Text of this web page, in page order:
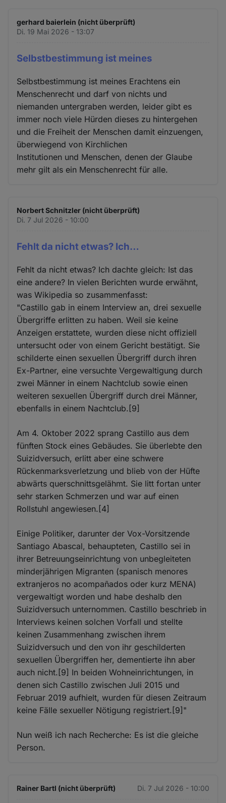
gerhard baierlein (nicht überprüft)
Di. 19 Mai 2026 - 13:07
Selbstbestimmung ist meines
Selbstbestimmung ist meines Erachtens ein
Menschenrecht und darf von nichts und
niemanden untergraben werden, leider gibt es
immer noch viele Hürden dieses zu hintergehen
und die Freiheit der Menschen damit einzuengen,
überwiegend von Kirchlichen
Institutionen und Menschen, denen der Glaube
mehr gilt als ein Menschenrecht für alle.
Norbert Schnitzler (nicht überprüft)
Di. 7 Jul 2026 - 10:00
Fehlt da nicht etwas? Ich…
Fehlt da nicht etwas? Ich dachte gleich: Ist das
eine andere? In vielen Berichten wurde erwähnt,
was Wikipedia so zusammenfasst:
"Castillo gab in einem Interview an, drei sexuelle
Übergriffe erlitten zu haben. Weil sie keine
Anzeigen erstattete, wurden diese nicht offiziell
untersucht oder von einem Gericht bestätigt. Sie
schilderte einen sexuellen Übergriff durch ihren
Ex-Partner, eine versuchte Vergewaltigung durch
zwei Männer in einem Nachtclub sowie einen
weiteren sexuellen Übergriff durch drei Männer,
ebenfalls in einem Nachtclub.[9]
Am 4. Oktober 2022 sprang Castillo aus dem
fünften Stock eines Gebäudes. Sie überlebte den
Suizidversuch, erlitt aber eine schwere
Rückenmarksverletzung und blieb von der Hüfte
abwärts querschnittsgelähmt. Sie litt fortan unter
sehr starken Schmerzen und war auf einen
Rollstuhl angewiesen.[4]
Einige Politiker, darunter der Vox-Vorsitzende
Santiago Abascal, behaupteten, Castillo sei in
ihrer Betreuungseinrichtung von unbegleiteten
minderjährigen Migranten (spanisch menores
extranjeros no acompañados oder kurz MENA)
vergewaltigt worden und habe deshalb den
Suizidversuch unternommen. Castillo beschrieb in
Interviews keinen solchen Vorfall und stellte
keinen Zusammenhang zwischen ihrem
Suizidversuch und den von ihr geschilderten
sexuellen Übergriffen her, dementierte ihn aber
auch nicht.[9] In beiden Wohneinrichtungen, in
denen sich Castillo zwischen Juli 2015 und
Februar 2019 aufhielt, wurden für diesen Zeitraum
keine Fälle sexueller Nötigung registriert.[9]"
Nun weiß ich nach Recherche: Es ist die gleiche
Person.
Rainer Bartl (nicht überprüft) Di. 7 Jul 2026 - 10:00